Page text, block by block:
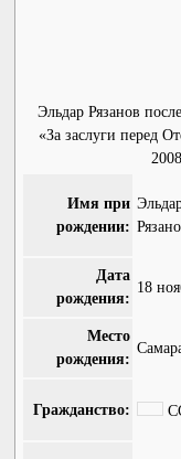
Эльдар Рязанов
«За заслуги перед
Имя при
рождении:
Дата
рождения:
18
Место
рождения:
Гражданство: